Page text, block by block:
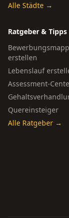
Alle Städte →
Ratgeber & Tipps
erstellen
Lebenslauf
Assessment-
Quereinsteiger
Alle Ratgeber →